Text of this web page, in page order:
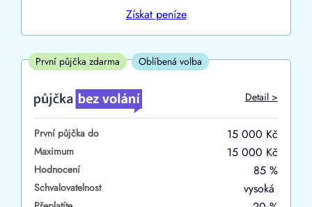
ano
ne
V exekuci
ano
ne
Po insolvenci
ano
Získatpeníze
První půjčka zdarma Oblíbená volba
Detail >
První půjčka do 15 000 Kč
Maximum 15 000 Kč
Hodnocení 85 %
Schvalovatelnost vysoká